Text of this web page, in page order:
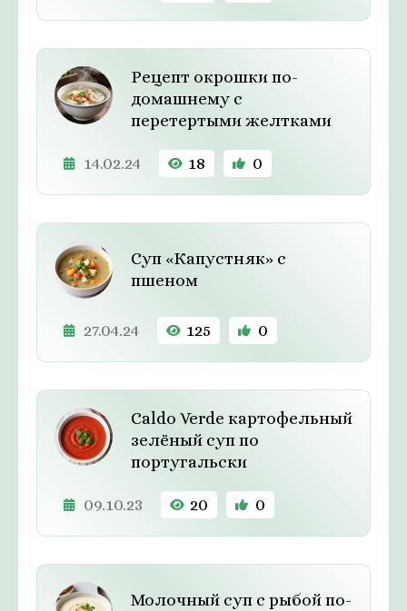
Рецепт окрошки по-
домашнему с
перетертыми желтками
14.02.24 18 0
Суп «Капустняк» с
пшеном
27.04.24 125 0
Caldo Verde картофельный
зелёный суп по
португальски
09.10.23 20 0
Молочный суп с рыбой по-